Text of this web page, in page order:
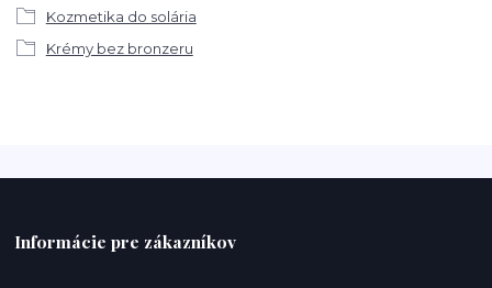
Kozmetika do solária
Krémy bez bronzeru
Informácie pre zákazníkov